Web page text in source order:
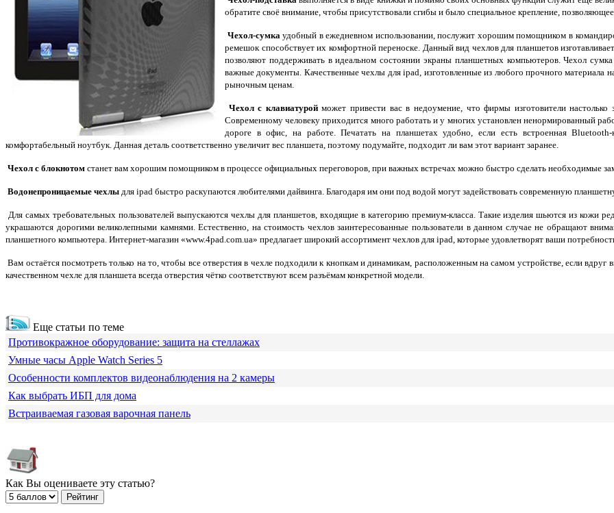
обратите своё внимание, чтобы присутствовали сгибы и было специальное крепление,
Чехол-сумкаудобный в ежедневном использовании, послужит хорошим помощником в
ремешок способствует их комфортной переноске. Данный вид чехлов для планшетов
позволяют поддерживать в идеальном состоянии экраны планшетных компьютеров. Чехол
важные документы. Качественные чехлы для ipad, изготовленные из любого прочного материала
рыночным ценам.
Чехол с клавиатуройможет привести вас в недоумение, что фирмы изготовители настолько
Современному человеку приходится много работать и у многих установлен ненормированный
дороге в офис, на работе. Печатать на планшетах удобно, если есть встроенная
комфортабельный ноутбук. Данная деталь соответственно увеличит вес планшета, поэтому подумайте, подходит ли вам этот вариант заранее.
Чехол с блокнотом станет вам хорошим помощником в процессе официальных переговоров, при важных встречах можно быстро сделать необходимые
Водонепроницаемые чехлы для ipad быстро раскупаются любителями дайвинга. Благодаря им они под водой могут задействовать современную
Для самых требовательных пользователей выпускаются чехлы для планшетов, входящие в категорию премиум-класса. Такие изделия шьются из кожи
украшаются дорогими великолепными камнями. Естественно, на стоимость чехлов заинтересованные пользователи в данном случае не обращают
планшетного компьютера. Интернет-магазин «www.4pad.com.ua» предлагает широкий ассортимент чехлов для ipad, которые удовлетворят ваши
Вам остаётся посмотреть только на то, чтобы все отверстия в чехле подходили к кнопкам и динамикам, расположенным на самом устройстве, если
качественном чехле для планшета всегда отверстия чётко соответствуют всем разъёмам конкретной модели.
Еще статьи по теме
Противокражное оборудование: защита на стеллажах
Умные часы Apple Watch Series 5
Особенности комплектов видеонаблюдения на 2 камеры
Как выбрать ИБП для дома
Встраиваемая газовая варочная панель
Как Вы оцениваете эту статью?